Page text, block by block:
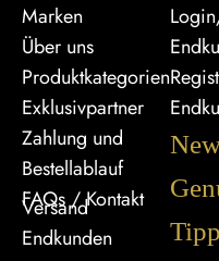
Marken
Über uns
Produktkategorien
Exklusivpartner
Zahlung und
Bestellablauf
FAQs / Kontakt
Versand
Endkunden